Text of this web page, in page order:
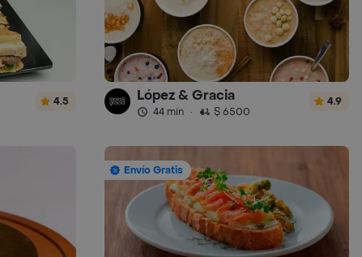
4.5 López & Gracia
44 min · $ 6500
4.9
Envío Gratis